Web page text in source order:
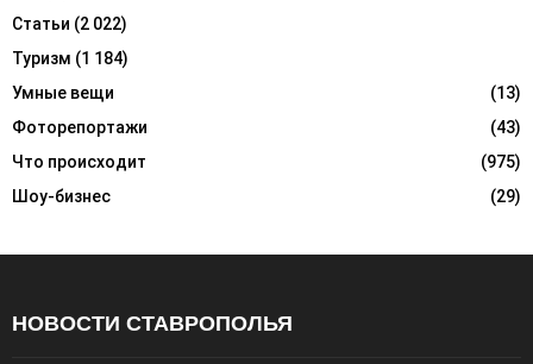
Статьи (2 022)
Туризм (1 184)
Умные вещи
(13)
Фоторепортажи
(43)
Что происходит
(975)
Шоу-бизнес
(29)
НОВОСТИ СТАВРОПОЛЬЯ